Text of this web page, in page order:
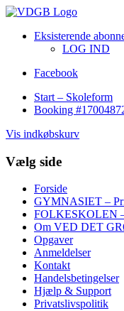
Eksisterende
LOG IND
Facebook
Start – Skoleform
Booking
Vis indkøbskurv
Vælg side
Forside
GYMNASIET –
FOLKESKOLEN
Om VED DET
Opgaver
Anmeldelser
Kontakt
Handelsbetingelser
Hjælp & Support
Privatslivspolitik